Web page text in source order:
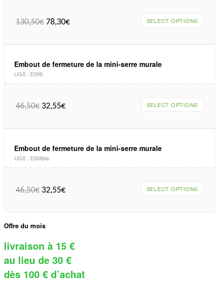
130,50€ 78,30€ SELECT OPTIONS
Embout de fermeture de la mini-serre murale
UGS : E006
46,50€ 32,55€ SELECT OPTIONS
Embout de fermeture de la mini-serre murale
UGS : E006bis
46,50€ 32,55€ SELECT OPTIONS
Offre du mois
livraison à 15 €
au lieu de 30 €
dès 100 € d’achat